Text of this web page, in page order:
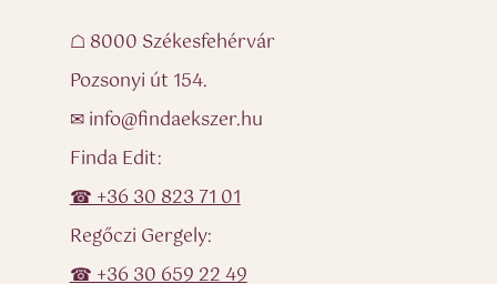
☖ 8000 Székesfehérvár
Pozsonyi út 154.
✉ info@findaekszer.hu
Finda Edit:
☎ +36 30 823 71 01
Regőczi Gergely:
☎ +36 30 659 22 49